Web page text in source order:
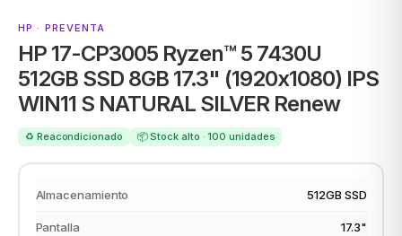
ACER
HP · PREVENTA
HP 17-CP3005 Ryzen™ 5 7430U
512GB SSD 8GB 17.3" (1920x1080) IPS
WIN11 S NATURAL SILVER Renew
♻️ Reacondicionado 📦 Stock alto · 100 unidades
Almacenamiento 512GB SSD
Pantalla 17.3"